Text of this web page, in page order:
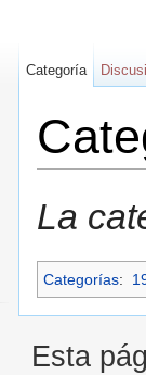
La
Categorías:
Categoría
Esta